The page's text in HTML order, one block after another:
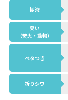
樹液
臭い
（焚火・動物）
ベタつき
折りシワ